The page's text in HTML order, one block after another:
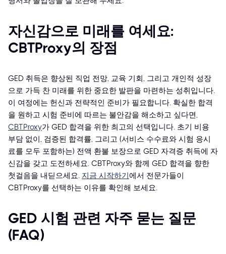
자신감으로 미래를 여세요:
CBTProxy의 장점
GED 취득은 향상된 직업 전망, 교육 기회, 그리고 개인적 성장
으로 가득 찬 미래를 위한 중요한 발판을 마련하는 성취입니다.
이 여정에는 헌신과 전략적인 준비가 필요합니다. 확실한 합격
을 원하고 시험 준비에 따르는 불안감을 해소하고 싶다면,
CBTProxy가 GED 합격을 위한 최고의 선택입니다. 초기 비용
부담 없이, 검증된 합격률, 그리고 (서비스 수수료와 시험 응시
료를 모두 포함하는) 전액 환불 보장으로 GED 자격증 취득에 자
신감을 갖고 도전하세요. CBTProxy와 함께 GED 합격을 향한
첫걸음을 내딛으세요. 지금 시작하기에서 전문가들이
CBTProxy를 선택하는 이유를 확인해 보세요.
GED 시험 관련 자주 묻는 질문
(FAQ)